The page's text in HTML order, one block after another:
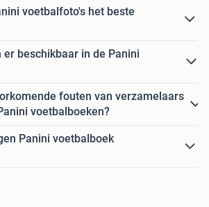
voetbalfoto's het beste
er beschikbaar in de Panini
fouten van verzamelaars
voetbalboeken?
Panini voetbalboek